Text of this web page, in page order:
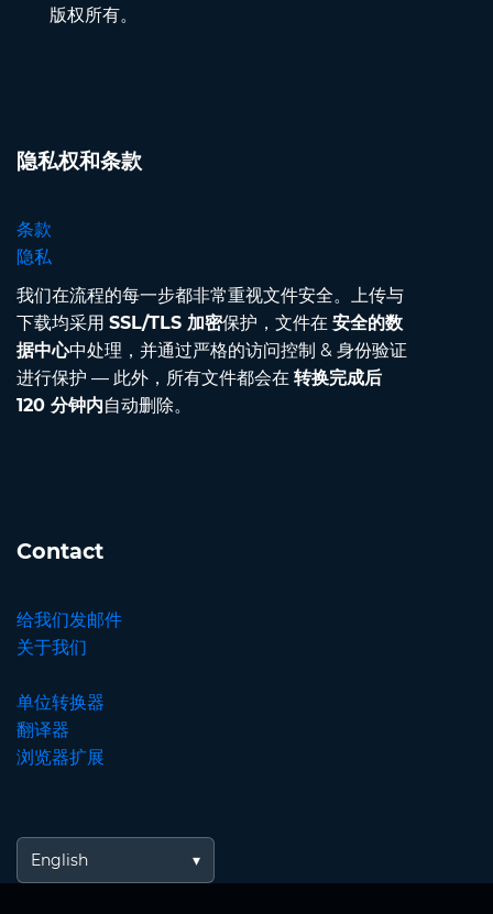
版权所有。
隐私权和条款
条款
隐私
我们在流程的每一步都非常重视文件安全。上传与
下载均采用 SSL/TLS 加密保护，文件在 安全的数
据中心中处理，并通过严格的访问控制 & 身份验证
进行保护 — 此外，所有文件都会在 转换完成后
120 分钟内自动删除。
Contact
给我们发邮件
关于我们
单位转换器
翻译器
浏览器扩展
English